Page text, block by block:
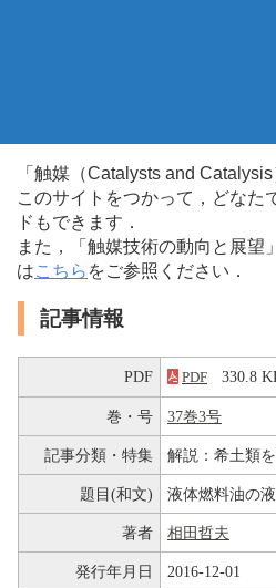
「触媒（Catalysts and
このサイトをつかって，どなた
ドもできます．
また，「触媒技術の動向と展
はこちら をご参照ください．
記事情報
PDF PDF 330.8
巻・号 37巻3号
記事分類・特集 解説：希土類
題目(和文) 液体燃料油の
著者 相田哲夫
発行年月日 2016-12-01